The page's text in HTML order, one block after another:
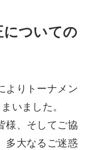
についての
よりトーナメン
いました。
様、そしてご協
多大なるご迷惑